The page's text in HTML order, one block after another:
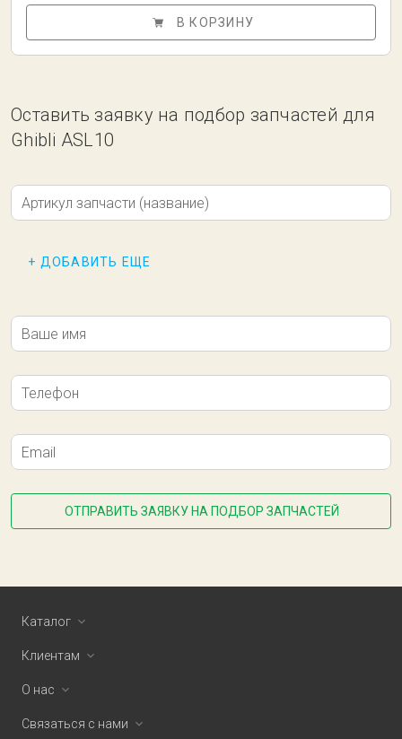
В КОРЗИНУ
Оставить заявку на подбор запчастей для
Ghibli ASL10
Артикул запчасти (название)
+ ДОБАВИТЬ ЕЩЕ
Ваше имя
Телефон
Email
ОТПРАВИТЬ ЗАЯВКУ НА ПОДБОР ЗАПЧАСТЕЙ
Каталог
Клиентам
О нас
Связаться с нами